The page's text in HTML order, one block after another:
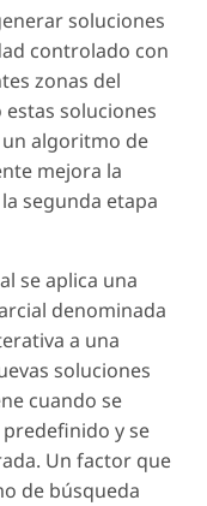
soluciones
controlado con
zonas del
soluciones
algoritmo de
mejora la
segunda etapa
se aplica una
denominada
a una
soluciones
cuando se
y se
Un factor que
de búsqueda